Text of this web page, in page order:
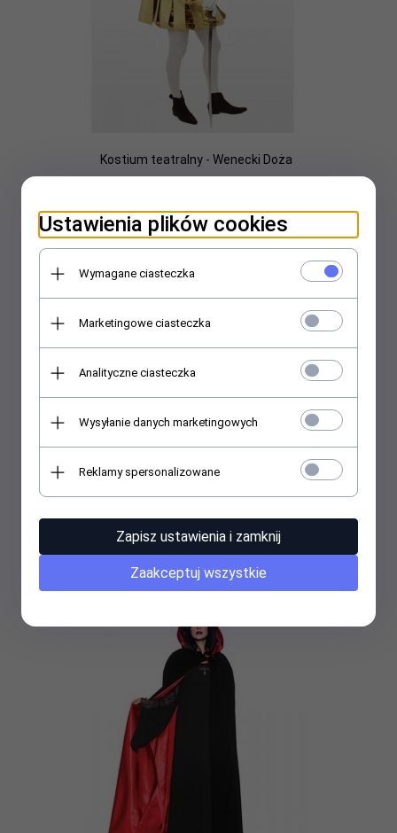
Kostium teatralny - Wenecki Doża
Kostium teatralny - Wenecki Trubadur
1099,00PLN
Ustawienia plików cookies
Wymagane ciasteczka
Marketingowe ciasteczka
Analityczne ciasteczka
Wysyłanie danych marketingowych
Reklamy spersonalizowane
Zapisz ustawienia i zamknij
Zaakceptuj wszystkie